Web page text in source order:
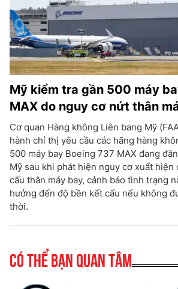
Mỹ kiểm tra gần 500 máy
MAX do nguy cơ nứt thân
Cơ quan Hàng không Liên bang Mỹ
hành chỉ thị yêu cầu các hãng hàng
500 máy bay Boeing 737 MAX đang
Mỹ sau khi phát hiện nguy cơ xuất
cấu thân máy bay, cảnh báo tình trạng
hưởng đến độ bền kết cấu nếu không
thời.
Có thể bạn quan tâm